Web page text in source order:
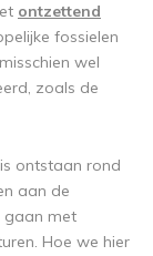
ontzettend
fossielen
wel
zoals de
ontstaan rond
aan de
gaan met
Hoe we hier